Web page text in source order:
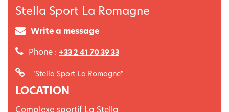
Stella Sport La Romagne
Write a message
Phone : +33 2 41 70 39 33
"Stella Sport La Romagne"
LOCATION
Complexe sportif La Stella